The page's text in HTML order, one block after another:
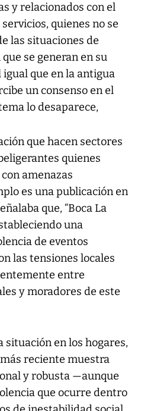
y relacionados con el
quienes no se
las situaciones de
se generan en su
que en la antigua
un consenso en el
lo desaparece,
que hacen sectores
quienes
amenazas
es una publicación en
que, “Boca La
una
de eventos
las tensiones locales
entre
y moradores de este
situación en los hogares,
reciente muestra
y robusta —aunque
que ocurre dentro